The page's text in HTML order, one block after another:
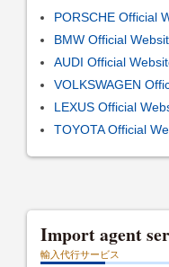
PORSCHE Official
BMW Official
AUDI Official
VOLKSWAGEN
LEXUS Official
TOYOTA Official
Import agent
輸入代行サービス